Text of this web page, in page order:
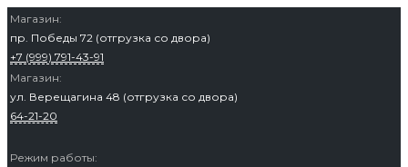
Перейти
к
содержимому
Магазин:
пр. Победы 72 (отгрузка со двора)
+7 (999) 791-43-91
Магазин:
ул. Верещагина 48 (отгрузка со двора)
64-21-20
Режим работы: